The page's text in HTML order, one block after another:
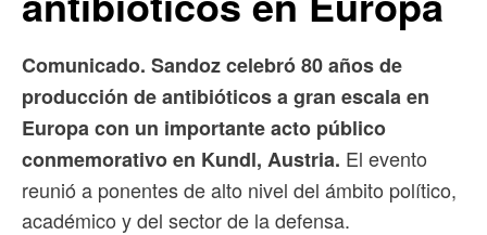
Comunicado. Sandoz celebró 80 años de
producción de antibióticos a gran escala en
Europa con un importante acto público
conmemorativo en Kundl, Austria. El evento
reunió a ponentes de alto nivel del ámbito político,
académico y del sector de la defensa.